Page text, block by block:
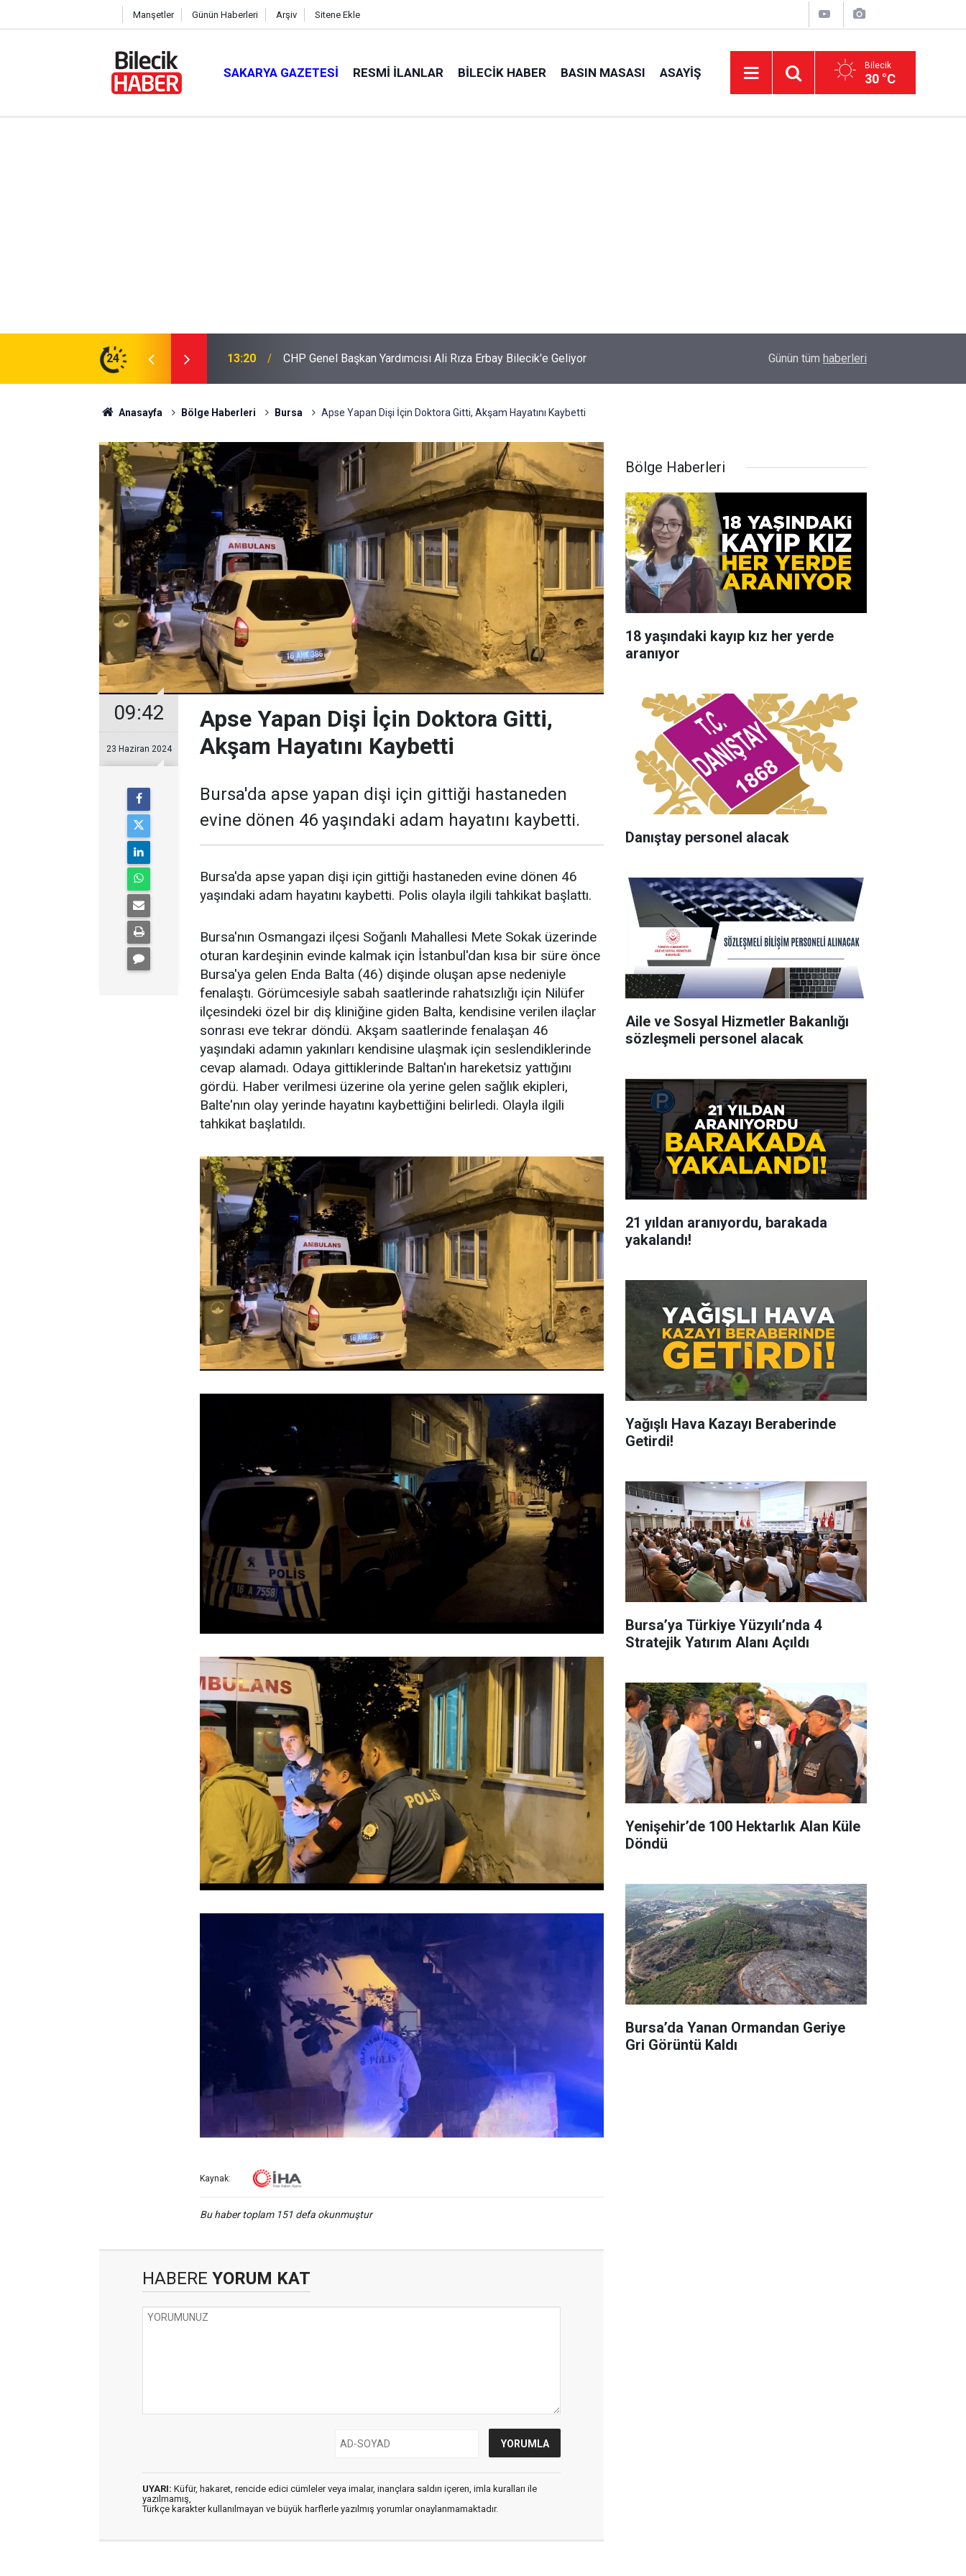
Manşetler Günün Haberleri Arşiv Sitene Ekle
SAKARYA GAZETESI RESMI İLANLAR BILECIK HABER BASIN MASASI ASAYIŞ Bilecik
30 °C
24
Rıza Erbay Bilecik'e Geliyor 12:55 Başkan Arslanboğa'dan "Terörsüz Türkiye" Tepkisi! 18 yaşındaki kayıp kız her yerde aranıyor
Günün tüm haberleri
Anasayfa Bölge Haberleri Bursa Apse Yapan Dişi İçin Doktora Gitti, Akşam Hayatını Kaybetti
09:42
23 Haziran 2024
Apse Yapan Dişi İçin Doktora Gitti,
Akşam Hayatını Kaybetti
Bursa'da apse yapan dişi için gittiği hastaneden
evine dönen 46 yaşındaki adam hayatını kaybetti.
Bursa'da apse yapan dişi için gittiği hastaneden evine dönen 46
yaşındaki adam hayatını kaybetti. Polis olayla ilgili tahkikat başlattı.
Bursa'nın Osmangazi ilçesi Soğanlı Mahallesi Mete Sokak üzerinde
oturan kardeşinin evinde kalmak için İstanbul'dan kısa bir süre önce
Bursa'ya gelen Enda Balta (46) dişinde oluşan apse nedeniyle
fenalaştı. Görümcesiyle sabah saatlerinde rahatsızlığı için Nilüfer
ilçesindeki özel bir diş kliniğine giden Balta, kendisine verilen ilaçlar
sonrası eve tekrar döndü. Akşam saatlerinde fenalaşan 46
yaşındaki adamın yakınları kendisine ulaşmak için seslendiklerinde
cevap alamadı. Odaya gittiklerinde Baltan'ın hareketsiz yattığını
gördü. Haber verilmesi üzerine ola yerine gelen sağlık ekipleri,
Balte'nın olay yerinde hayatını kaybettiğini belirledi. Olayla ilgili
tahkikat başlatıldı.
Kaynak:
Bu haber toplam 151 defa okunmuştur
HABERE YORUM KAT
UYARI: Küfür, hakaret, rencide edici cümleler veya imalar, inançlara saldırı içeren, imla kuralları ile
yazılmamış,
Türkçe karakter kullanılmayan ve büyük harflerle yazılmış yorumlar onaylanmamaktadır.
Bölge Haberleri
18 yaşındaki kayıp kız her yerde
aranıyor
Danıştay personel alacak
Aile ve Sosyal Hizmetler Bakanlığı
sözleşmeli personel alacak
21 yıldan aranıyordu, barakada
yakalandı!
Yağışlı Hava Kazayı Beraberinde
Getirdi!
Bursa’ya Türkiye Yüzyılı’nda 4
Stratejik Yatırım Alanı Açıldı
Yenişehir’de 100 Hektarlık Alan Küle
Döndü
Bursa’da Yanan Ormandan Geriye
Gri Görüntü Kaldı